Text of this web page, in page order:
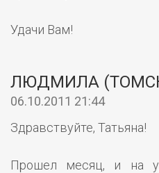
Удачи Вам!
ЛЮДМИЛА
06.10.2011 21:44
Здравствуйте, Татьяна!
Прошел месяц, и на